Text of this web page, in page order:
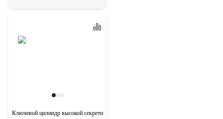
Ключевой цилиндр высокой секретности HS 60CK W с заверткой (60мм)